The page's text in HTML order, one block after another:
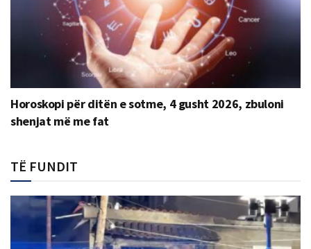
Horoskopi për ditën e sotme, 4 gusht 2026, zbuloni
shenjat më me fat
TË FUNDIT